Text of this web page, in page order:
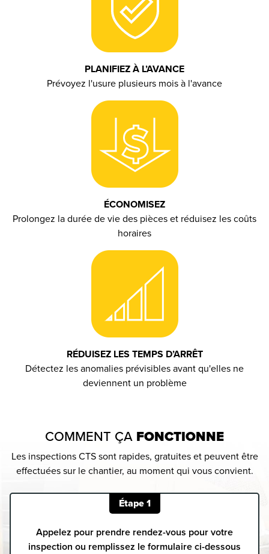
PLANIFIEZ À L’AVANCE
Prévoyez l'usure plusieurs mois à l'avance
ÉCONOMISEZ
Prolongez la durée de vie des pièces et réduisez les coûts
horaires
RÉDUISEZ LES TEMPS D’ARRÊT
Détectez les anomalies prévisibles avant qu'elles ne
deviennent un problème
COMMENT ÇA FONCTIONNE
Les inspections CTS sont rapides, gratuites et peuvent être
effectuées sur le chantier, au moment qui vous convient.
Étape 1
Appelez pour prendre rendez-vous pour votre
inspection ou remplissez le formulaire ci-dessous